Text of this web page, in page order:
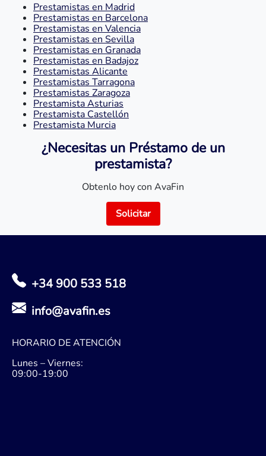
Prestamistas en Madrid
Prestamistas en Barcelona
Prestamistas en Valencia
Prestamistas en Sevilla
Prestamistas en Granada
Prestamistas en Badajoz
Prestamistas Alicante
Prestamistas Tarragona
Prestamistas Zaragoza
Prestamista Asturias
Prestamista Castellón
Prestamista Murcia
¿Necesitas un Préstamo de un
prestamista?
Obtenlo hoy con AvaFin
Solicitar
+34 900 533 518
info@avafin.es
HORARIO DE ATENCIÓN
Lunes – Viernes:
09:00-19:00